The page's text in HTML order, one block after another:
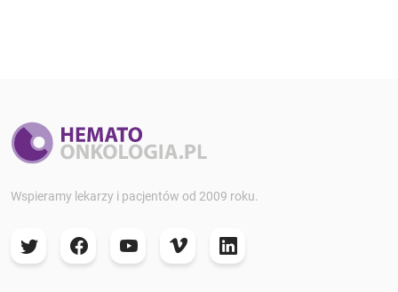
Wspieramy lekarzy i pacjentów od 2009 roku.